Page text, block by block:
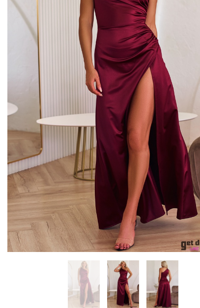
Midi kleitas
Vakarkleitas
Maxi kleitas
Skater kleitas
Adīt kleitas